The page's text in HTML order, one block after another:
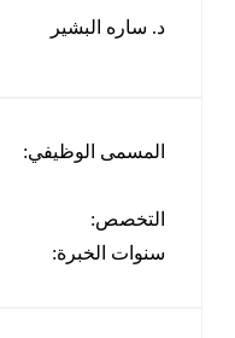
د. ساره البشير
المسمى الوظيفي:
التخصص:
سنوات الخبرة: